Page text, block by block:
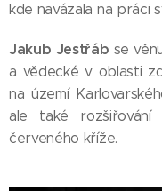
kde navázala na práci
Jakub Jestřáb se
a vědecké v oblasti
na území
ale také rozšiřování
červeného kříže.